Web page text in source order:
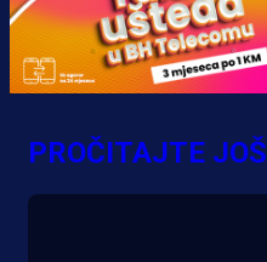
PROČITAJTE JOŠ